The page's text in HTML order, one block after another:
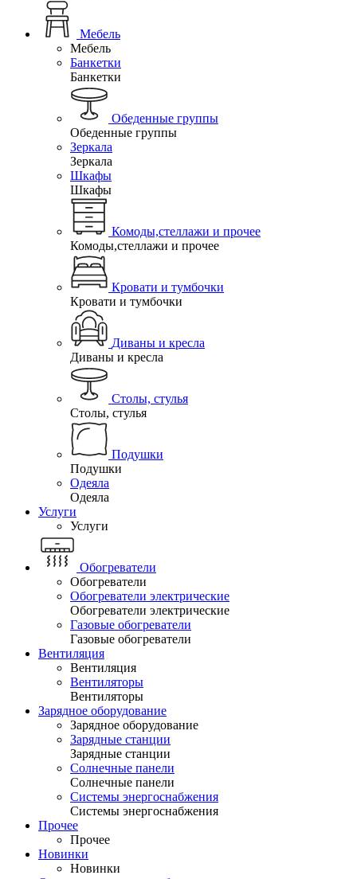
Мебель
Мебель
Банкетки
Банкетки
Обеденные группы
Обеденные группы
Зеркала
Зеркала
Шкафы
Шкафы
Комоды,стеллажи и прочее
Комоды,стеллажи и прочее
Кровати и тумбочки
Кровати и тумбочки
Диваны и кресла
Диваны и кресла
Столы, стулья
Столы, стулья
Подушки
Подушки
Одеяла
Одеяла
Услуги
Услуги
Обогреватели
Обогреватели
Обогреватели электрические
Обогреватели электрические
Газовые обогреватели
Газовые обогреватели
Вентиляция
Вентиляция
Вентиляторы
Вентиляторы
Зарядное оборудование
Зарядное оборудование
Зарядные станции
Зарядные станции
Солнечные панели
Солнечные панели
Системы энергоснабжения
Системы энергоснабжения
Прочее
Прочее
Новинки
Новинки